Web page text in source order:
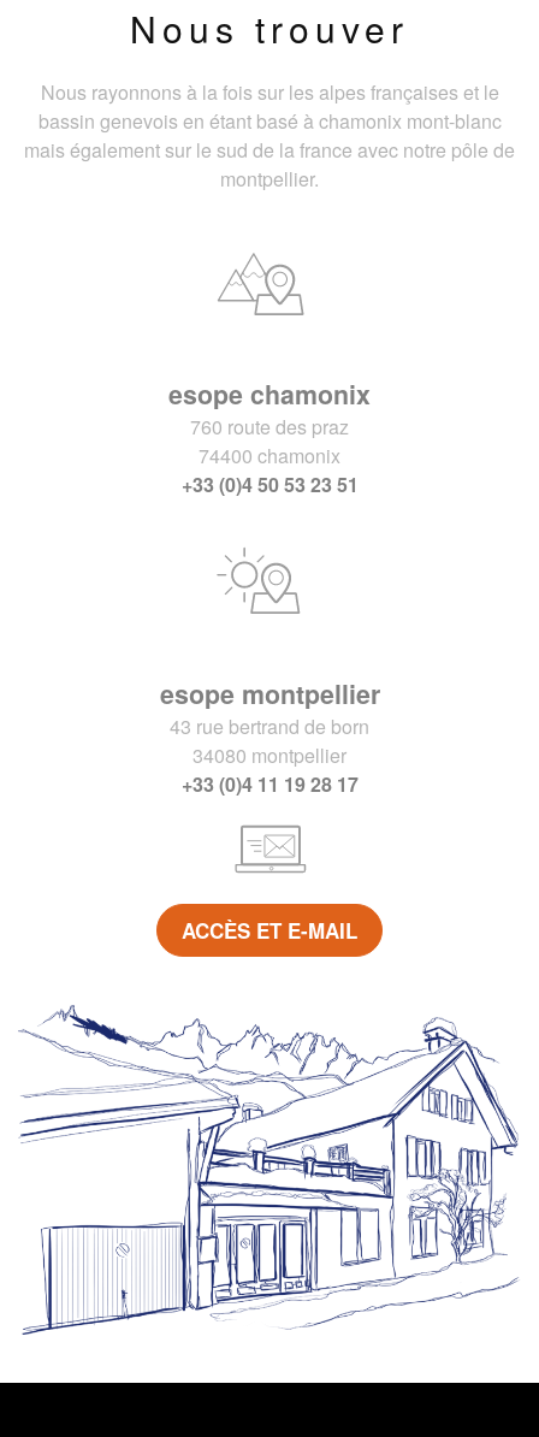
Nous trouver
Nous rayonnons à la fois sur les alpes françaises et le
bassin genevois en étant basé à chamonix mont-blanc
mais également sur le sud de la france avec notre pôle de
montpellier.
esope chamonix
760 route des praz
74400 chamonix
+33 (0)4 50 53 23 51
esope montpellier
43 rue bertrand de born
34080 montpellier
+33 (0)4 11 19 28 17
ACCÈS ET E-MAIL